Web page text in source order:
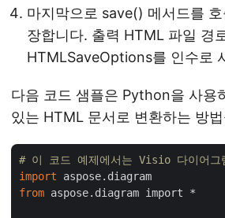
마지막으로 save() 메서드를
장합니다. 출력 HTML 파일 경
HTMLSaveOptions를 인수로
다음 코드 샘플은 Python을 사용
있는 HTML 문서로 변환하는 방
# 이 코드 예제에서는 Visio 다이어그
import
from aspose.diagram import *